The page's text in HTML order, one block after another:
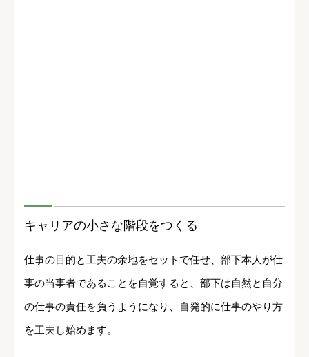
キャリアの小さな階段をつくる
仕事の目的と工夫の余地をセットで任せ、部下本人が仕
事の当事者であることを自覚すると、部下は自然と自分
の仕事の責任を負うようになり、自発的に仕事のやり方
を工夫し始めます。